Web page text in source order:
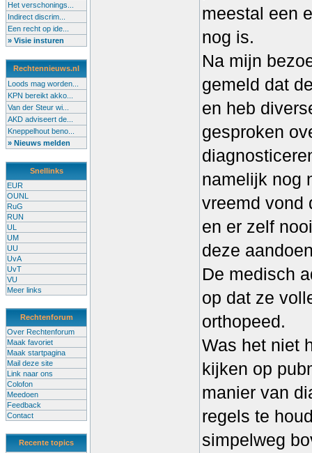
Het verschonings...
Indirect discrim...
Een recht op ide...
» Visie insturen
Rechtennieuws.nl
Loods mag worden...
KPN bereikt akko...
Van der Steur wi...
AKD adviseert de...
Kneppelhout beno...
» Nieuws melden
Snellinks
EUR
OUNL
RuG
RUN
UL
UM
UU
UvA
UvT
VU
Meer links
Rechtenforum
Over Rechtenforum
Maak favoriet
Maak startpagina
Mail deze site
Link naar ons
Colofon
Meedoen
Feedback
Contact
Recente topics
meestal een
nog is.
Na mijn
gemeld dat
en heb
gesproken
namelijk nog
vreemd vond
en er zelf
deze
De medisch
op dat ze
orthopeed.
Was het niet
kijken op
manier van
regels te
simpelweg